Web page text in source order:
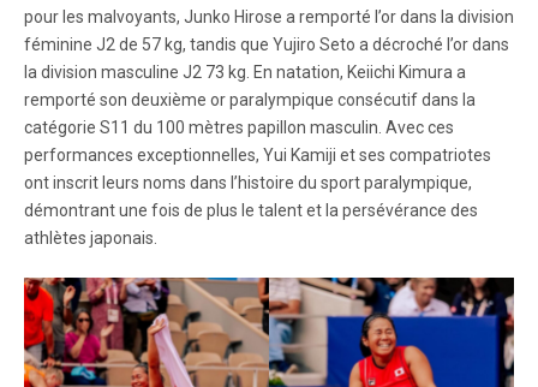
pour les malvoyants, Junko Hirose a remporté l’or dans la division
féminine J2 de 57 kg, tandis que Yujiro Seto a décroché l’or dans
la division masculine J2 73 kg. En natation, Keiichi Kimura a
remporté son deuxième or paralympique consécutif dans la
catégorie S11 du 100 mètres papillon masculin. Avec ces
performances exceptionnelles, Yui Kamiji et ses compatriotes
ont inscrit leurs noms dans l’histoire du sport paralympique,
démontrant une fois de plus le talent et la persévérance des
athlètes japonais.